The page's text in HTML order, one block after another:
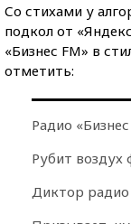
Со стихами у
подкол от
«Бизнес FM» в
отметить:
Радио
Рубит воздух
Диктор